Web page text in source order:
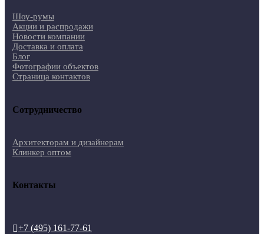
Шоу-румы
Акции и распродажи
Новости компании
Доставка и оплата
Блог
Фотографии объектов
Страница контактов
Сотрудничество
Архитекторам и дизайнерам
Клинкер оптом
Контакты
+7 (495) 161-77-61